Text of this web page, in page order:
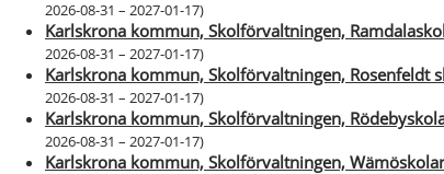
2026-08-31 – 2027-01-17)
Karlskrona kommun, Skolförvaltningen,
2026-08-31 – 2027-01-17)
Karlskrona kommun, Skolförvaltningen, Rosenfeldt
2026-08-31 – 2027-01-17)
Karlskrona kommun, Skolförvaltningen,
2026-08-31 – 2027-01-17)
Karlskrona kommun, Skolförvaltningen,